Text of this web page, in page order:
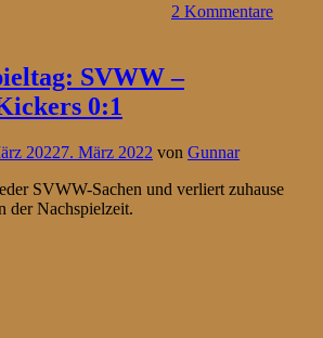
2 Kommentare
SVWW –
0:1
20227. März 2022 von Gunnar
SVWW-Sachen und verliert zuhause
der Nachspielzeit.